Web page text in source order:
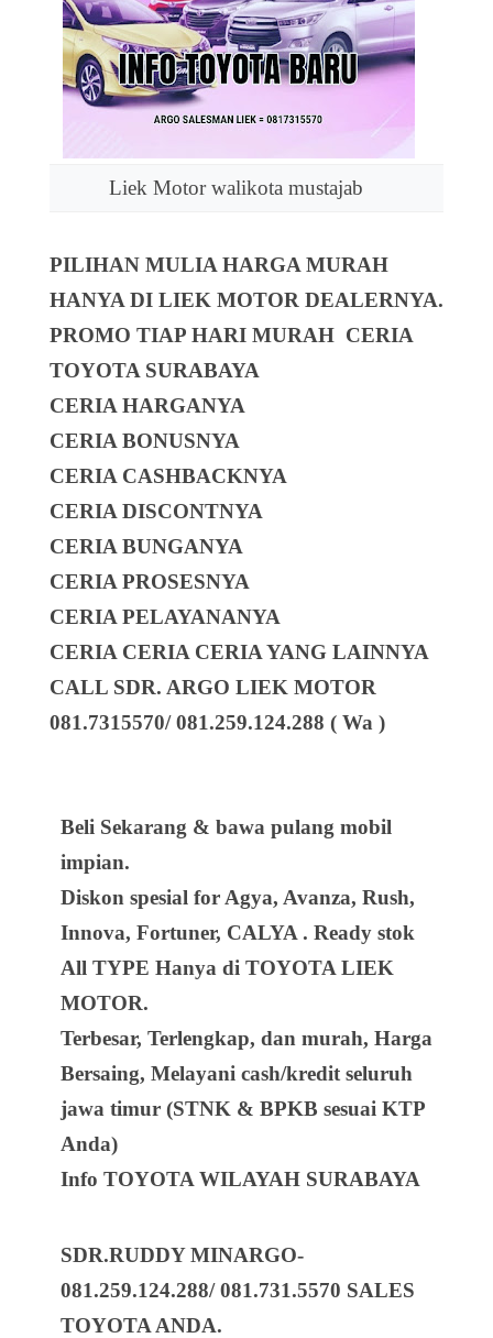
Liek Motor walikota mustajab
PILIHAN MULIA HARGA MURAH
HANYA DI LIEK MOTOR DEALERNYA.
PROMO TIAP HARI MURAH CERIA
TOYOTA SURABAYA
CERIA HARGANYA
CERIA BONUSNYA
CERIA CASHBACKNYA
CERIA DISCONTNYA
CERIA BUNGANYA
CERIA PROSESNYA
CERIA PELAYANANYA
CERIA CERIA CERIA YANG LAINNYA
CALL SDR. ARGO LIEK MOTOR
081.7315570/ 081.259.124.288 ( Wa )
Beli Sekarang & bawa pulang mobil
impian.
Diskon spesial for Agya, Avanza, Rush,
Innova, Fortuner, CALYA . Ready stok
All TYPE Hanya di TOYOTA LIEK
MOTOR.
Terbesar, Terlengkap, dan murah, Harga
Bersaing, Melayani cash/kredit seluruh
jawa timur (STNK & BPKB sesuai KTP
Anda)
Info TOYOTA WILAYAH SURABAYA
SDR.RUDDY MINARGO-
081.259.124.288/081.731.5570 SALES
TOYOTA ANDA.